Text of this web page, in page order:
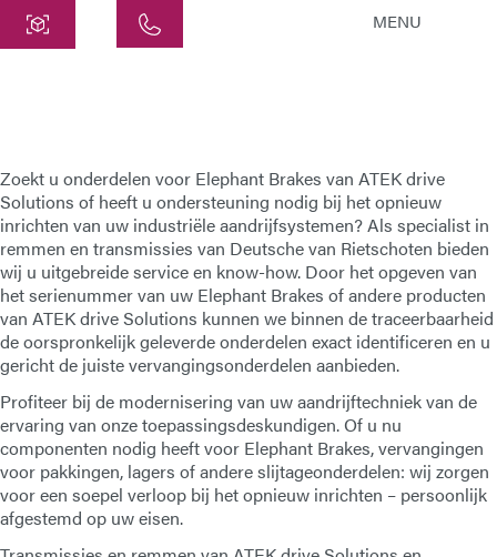
25462 Rellingen
info@atek.de
+49 4101 7953-0
Chat openen
Naam
Bedrijfsnaam
E-Mail
MENU
Zoekt u onderdelen voor Elephant Brakes van ATEK drive
Solutions of heeft u ondersteuning nodig bij het opnieuw
inrichten van uw industriële aandrijfsystemen? Als specialist in
remmen en transmissies van Deutsche van Rietschoten bieden
wij u uitgebreide service en know-how. Door het opgeven van
het serienummer van uw Elephant Brakes of andere producten
van ATEK drive Solutions kunnen we binnen de traceerbaarheid
de oorspronkelijk geleverde onderdelen exact identificeren en u
gericht de juiste vervangingsonderdelen aanbieden.
Profiteer bij de modernisering van uw aandrijftechniek van de
ervaring van onze toepassingsdeskundigen. Of u nu
componenten nodig heeft voor Elephant Brakes, vervangingen
voor pakkingen, lagers of andere slijtageonderdelen: wij zorgen
voor een soepel verloop bij het opnieuw inrichten – persoonlijk
afgestemd op uw eisen.